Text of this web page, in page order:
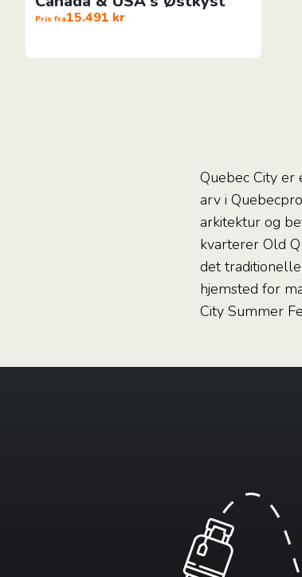
Pris fra15.491 kr
Quebec City er
arv i
arkitektur og
kvarterer Old
det
hjemsted for
City Summer